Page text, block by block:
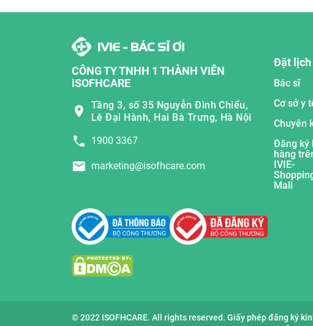
CÔNG TY TNHH 1 THÀNH VIÊN
ISOFHCARE
Tầng 3, số 35 Nguyễn Đình Chiểu,
Lê Đại Hành, Hai Bà Trưng, Hà Nội
1900 3367
marketing@isofhcare.com
Đặt lịch
Bác sĩ
Cơ sở y
Chuyên
Đăng ký
hàng
IVIE-
Mall
© 2022 ISOFHCARE. All rights reserved. Giấy phép đăng ký